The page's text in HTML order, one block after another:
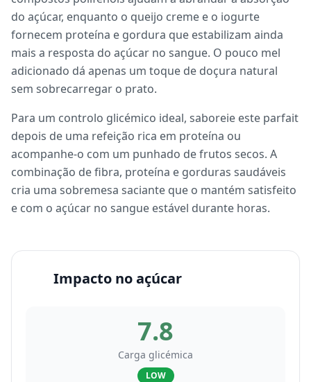
do açúcar, enquanto o queijo creme e o iogurte
fornecem proteína e gordura que estabilizam ainda
mais a resposta do açúcar no sangue. O pouco mel
adicionado dá apenas um toque de doçura natural
sem sobrecarregar o prato.
Para um controlo glicémico ideal, saboreie este parfait
depois de uma refeição rica em proteína ou
acompanhe-o com um punhado de frutos secos. A
combinação de fibra, proteína e gorduras saudáveis
cria uma sobremesa saciante que o mantém satisfeito
e com o açúcar no sangue estável durante horas.
Impacto no açúcar
7.8
Carga glicémica
LOW